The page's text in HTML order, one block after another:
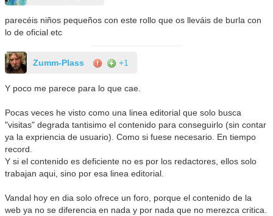
parecéis niños pequeños con este rollo que os lleváis de burla con
lo de oficial etc
Zumm-Plass +1
Y poco me parece para lo que cae.
Pocas veces he visto como una linea editorial que solo busca
"visitas" degrada tantisimo el contenido para conseguirlo (sin contar
ya la expriencia de usuario). Como si fuese necesario. En tiempo
record.
Y si el contenido es deficiente no es por los redactores, ellos solo
trabajan aqui, sino por esa linea editorial.
Vandal hoy en dia solo ofrece un foro, porque el contenido de la
web ya no se diferencia en nada y por nada que no merezca critica.